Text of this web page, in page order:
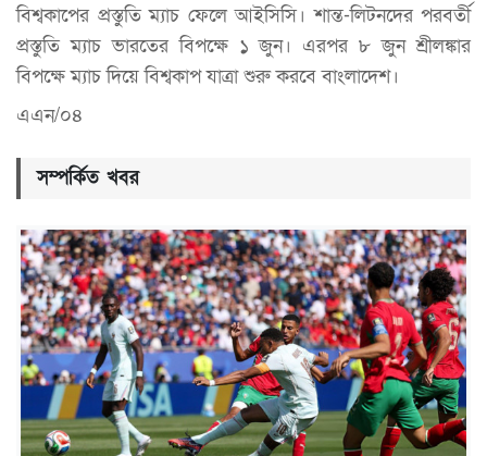
বিশ্বকাপের প্রস্তুতি ম্যাচ ফেলে আইসিসি। শান্ত-লিটনদের পরবর্তী
প্রস্তুতি ম্যাচ ভারতের বিপক্ষে ১ জুন। এরপর ৮ জুন শ্রীলঙ্কার
বিপক্ষে ম্যাচ দিয়ে বিশ্বকাপ যাত্রা শুরু করবে বাংলাদেশ।
এএন/০৪
সম্পর্কিত খবর